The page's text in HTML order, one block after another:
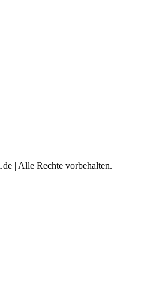
| Alle Rechte vorbehalten.